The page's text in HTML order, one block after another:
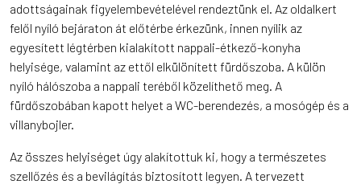
adottságainak figyelembevételével rendeztünk el. Az oldalkert
felől nyíló bejáraton át előtérbe érkezünk, innen nyílik az
egyesített légtérben kialakított nappali-étkező-konyha
helyisége, valamint az ettől elkülönített fürdőszoba. A külön
nyíló hálószoba a nappali teréből közelíthető meg. A
fürdőszobában kapott helyet a WC-berendezés, a mosógép és a
villanybojler.
Az összes helyiséget úgy alakítottuk ki, hogy a természetes
szellőzés és a bevilágítás biztosított legyen. A tervezett